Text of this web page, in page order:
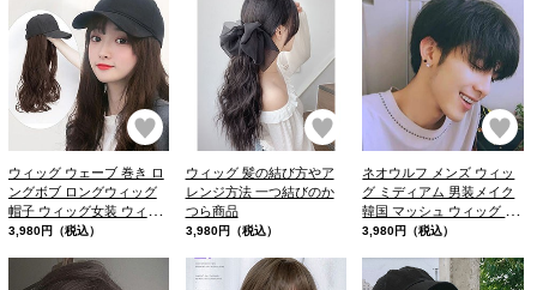
お気に入り
ウィッグ ウェーブ 巻き ロ
ングボブ ロングウィッグ
帽子 ウィッグ女装 ウィッ
グ
3,980円（税込）
お気に入り
ウィッグ 髪の結び方やア
レンジ方法 一つ結びのか
つら商品
3,980円（税込）
お
ネオウルフ メンズ ウィッ
グ ミディアム 男装メイク
韓国 マッシュ ウィッグ 自
然 おすすめ ハンサム ショ
3,980円（税込）